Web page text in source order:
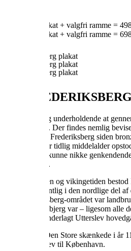
30×40 cm plakat + valgfri ramme =
50×70 cm plakat + valgfri ramme =
Om FREDERIKSBERG
Det er sjovt og underholdende at
Frederiksberg. Der findes nemlig
mennesker på Frederiksberg siden
vikingetid eller tidlig middelalder
du sikkert vil kunne nikke
Frederiksberg.
I middelalderen og vikingetiden
byen lå formentlig i den nordlige del
dag. Frederiksberg-området var
landsbyer. Solbjerg var – ligesom alle
landsbyer – underlagt Utterslev
Valdemar 1. Den Store skænkede i år
som senere blev til København.